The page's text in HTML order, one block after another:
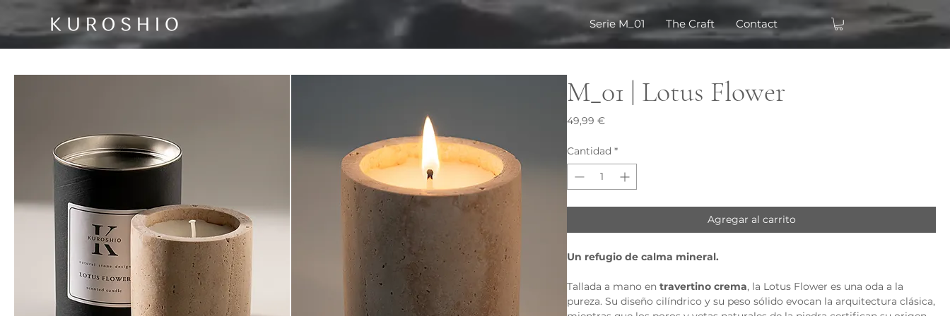
Serie M_01 The Craft Contact
M_01 | Lotus Flower
49,99 €Precio
Cantidad *
Agregar al carrito
Un refugio de calma mineral.
Tallada a mano entravertino crema, la Lotus Flower es una oda a la
pureza. Su diseño cilíndrico y su peso sólido evocan la arquitectura clásica,